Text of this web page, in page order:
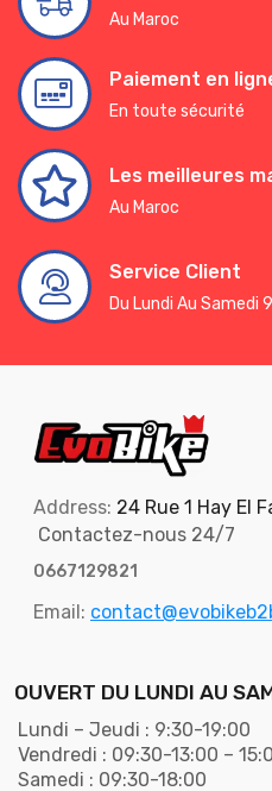
Au Maroc
Paiement en
En toute sécurité
Les meilleures
Au Maroc
Service Client
Du Lundi Au Samedi
Address: 24 Rue 1 Hay El
Contactez-nous 24/7
0667129821
Email:
OUVERT DU LUNDI AU
Lundi – Jeudi : 9:30-19:00
Vendredi : 09:30-13:00 –
Samedi : 09:30-18:00